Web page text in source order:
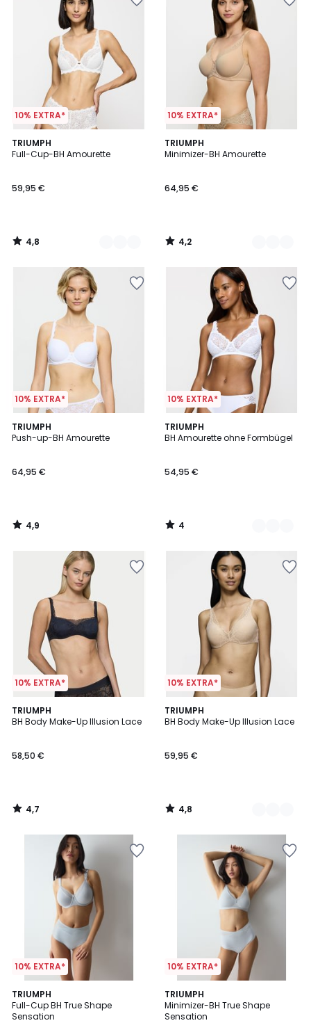
10% EXTRA*
TRIUMPH
Full-Cup-BH Amourette
59,95 €
4,8
/ 5
4
Farben
4,8
/
10% EXTRA*
TRIUMPH
Minimizer-BH Amourette
64,95 €
4,2
/ 5
4
Farben
4,2
/
10% EXTRA*
TRIUMPH
Push-up-BH Amourette
64,95 €
4,9
/ 5
4,9
/
10% EXTRA*
TRIUMPH
BH Amourette ohne Formbügel
54,95 €
4
/
3
Farben
4
/
10% EXTRA*
TRIUMPH
BH Body Make-Up Illusion Lace
58,50 €
4,7
/ 5
4,7
/
10% EXTRA*
TRIUMPH
BH Body Make-Up Illusion Lace
59,95 €
4,8
/ 5
2
Farben
4,8
/
10% EXTRA*
TRIUMPH
Full-Cup BH True Shape
Sensation
4,6
/ 5
10% EXTRA*
TRIUMPH
Minimizer-BH True Shape
Sensation
5
/
5